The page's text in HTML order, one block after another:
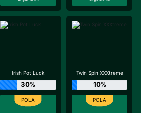
Irish Pot Luck
30%
Twin Spin XXXtreme
10%